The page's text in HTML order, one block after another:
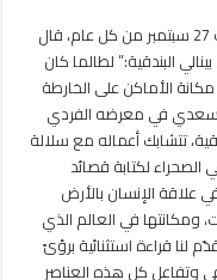
وبمناسبة اليوم السياحة العالمي الذي يصادف 27 سبتمبر من كل عام، قال
البندقية:” لطالما كان
الأماكن على الخارطة
السعدي في معرضه الفردي
تتشابك أعماله مع سلالة
لكتابة قصائد
علاقة الإنسان بالأرض
ومكانتها في العالم الذي
قراءة استثنائية برؤىً
وتفاعل كل هذه العناصر